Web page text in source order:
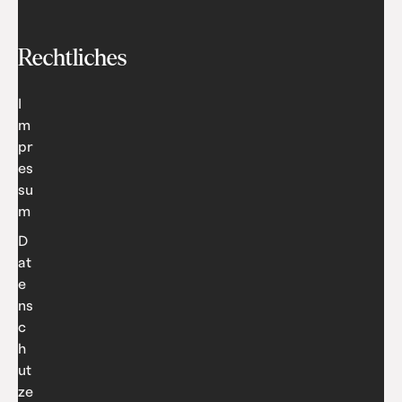
Rechtliches
m
pr
es
su
m
D
at
e
ns
c
h
ut
ze